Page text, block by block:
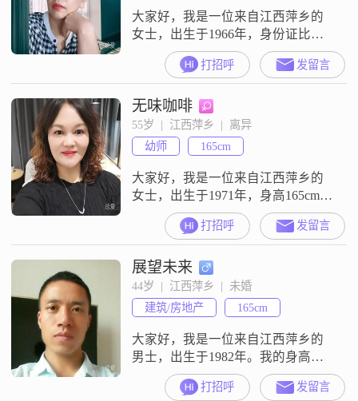
大家好，我是一位来自江西萍乡的
女士，出生于1966年，身份证比实
际年龄大2岁，我经常说这是时代的
产物，由不得自己##3002##我的身
高只有152cm，典型的南方人
##d83d####de01##我是一个中性情
人，笑点低哦##d83d####de04##我
的爱好喜欢唱歌，现在正在学习非
州鼓##3002##我没有什么高学
打招呼 发留言
无味咖啡
55岁  |  江西萍乡  |  离异
幼师
165cm
大家好，我是一位来自江西萍乡的
女士，出生于1971年，身高165cm。
我拥有大专学历，在一所学校任
教，每月收入在8000到12000元之
间。我对生活充满热情，始终保持
乐观积极的态度。我性格随和，善
解人意，真诚可靠，总是愿意倾听
他人的心声，给予他们关怀和支
持。在生活中，我注重细节，追求
精致的生活方式，这让我感到非常
满足和
打招呼 发留言
展望未来
44岁  |  江西萍乡  |  未婚
建筑/房地产
165cm
大家好，我是一位来自江西萍乡的
男士，出生于1982年。我的身高大
约是165厘米，虽然不算特别高大，
但我相信身高并不是衡量一个人的
打招呼 发留言